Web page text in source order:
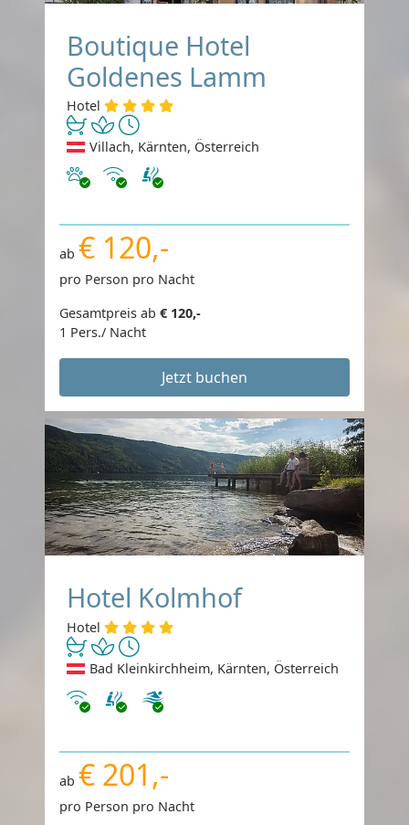
Boutique Hotel
Goldenes Lamm
Hotel
Villach, Kärnten, Österreich
Haustiere erlaubt
Internet
ab € 120,-
pro Person pro Nacht
Gesamtpreis ab € 120,-
1 Pers./ Nacht
Jetzt buchen
Hotel Kolmhof
Hotel
Bad Kleinkirchheim, Kärnten, Österreich
Internet
ab € 201,-
pro Person pro Nacht